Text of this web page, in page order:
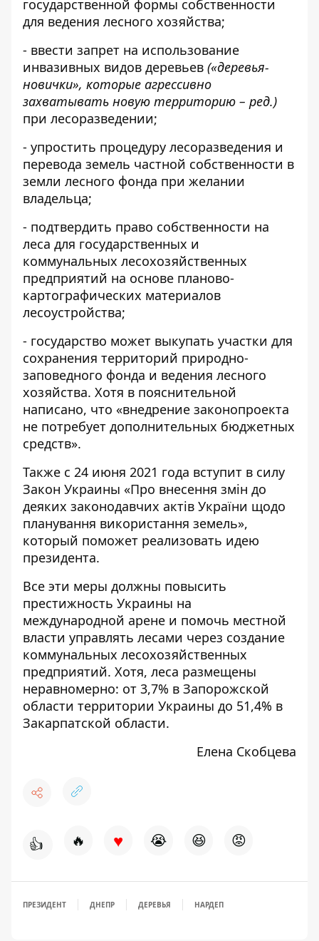
государственной формы собственности
для ведения лесного хозяйства;
- ввести запрет на использование
инвазивных видов деревьев («деревья-
новички», которые агрессивно
захватывать новую территорию – ред.)
при лесоразведении;
- упростить процедуру лесоразведения и
перевода земель частной собственности в
земли лесного фонда при желании
владельца;
- подтвердить право собственности на
леса для государственных и
коммунальных лесохозяйственных
предприятий на основе планово-
картографических материалов
лесоустройства;
- государство может выкупать участки для
сохранения территорий природно-
заповедного фонда и ведения лесного
хозяйства. Хотя в пояснительной
написано, что «внедрение законопроекта
не потребует дополнительных бюджетных
средств».
Также с 24 июня 2021 года вступит в силу
Закон Украины «Про внесення змін до
деяких законодавчих актів України щодо
планування використання земель»,
который поможет реализовать идею
президента.
Все эти меры должны повысить
престижность Украины на
международной арене и помочь местной
власти управлять лесами через создание
коммунальных лесохозяйственных
предприятий. Хотя, леса размещены
неравномерно: от 3,7% в Запорожской
области территории Украины до 51,4% в
Закарпатской области.
Елена Скобцева
👍 🔥 ♥ 😭 😆 😡
ПРЕЗИДЕНТ ДНЕПР ДЕРЕВЬЯ НАРДЕП